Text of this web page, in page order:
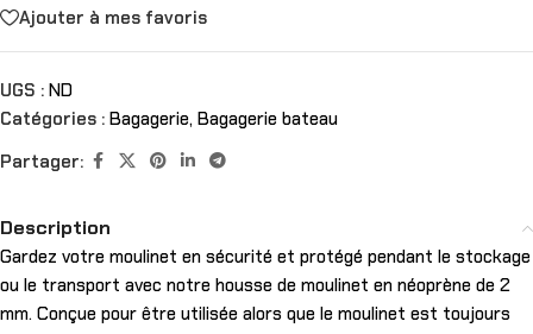
Ajouter à mes favoris
UGS : ND
Catégories : Bagagerie, Bagagerie bateau
Partager:
Description
Gardez votre moulinet en sécurité et protégé pendant le stockage
ou le transport avec notre housse de moulinet en néoprène de 2
mm. Conçue pour être utilisée alors que le moulinet est toujours